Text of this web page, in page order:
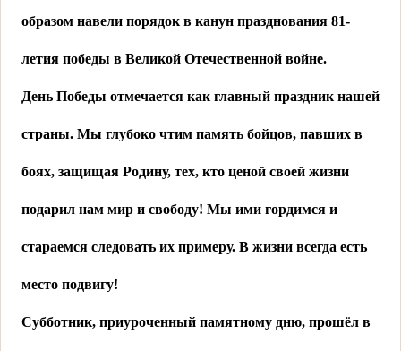
образом навели порядок в канун празднования 81-
летия победы в Великой Отечественной войне.
День Победы отмечается как главный праздник нашей
страны. Мы глубоко чтим память бойцов, павших в
боях, защищая Родину, тех, кто ценой своей жизни
подарил нам мир и свободу! Мы ими гордимся и
стараемся следовать их примеру. В жизни всегда есть
место подвигу!
Субботник, приуроченный памятному дню, прошёл в